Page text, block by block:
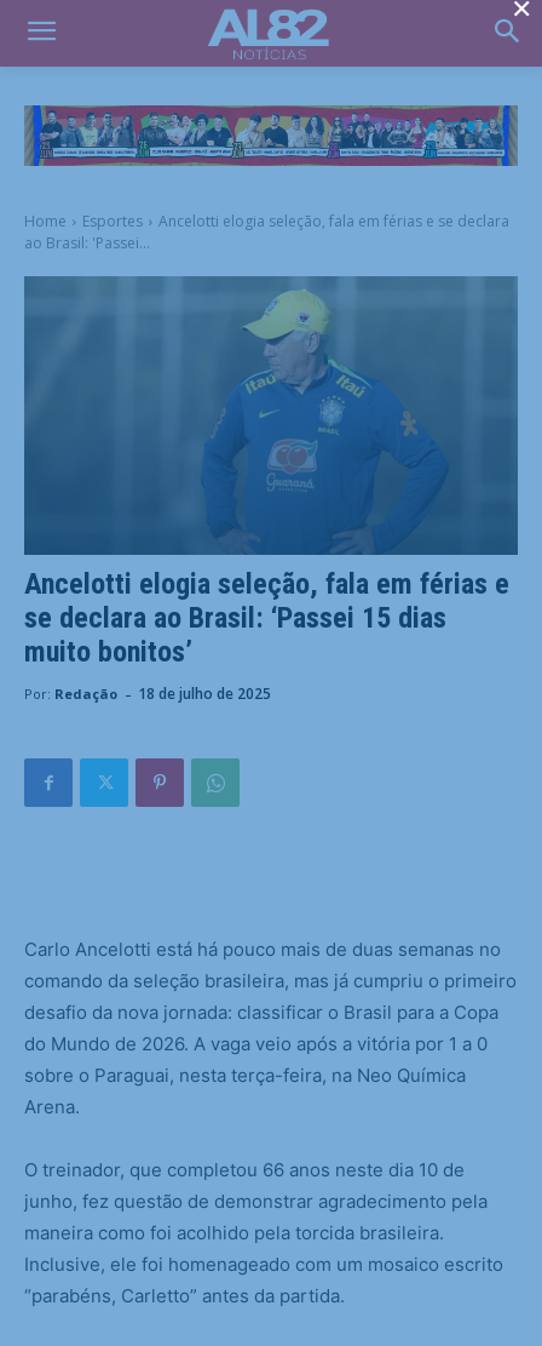
Home Esportes
Ancelotti elogia seleção, fala em férias e se declara
ao Brasil: 'Passei...
Ancelotti elogia seleção, fala em férias e
se declara ao Brasil: ‘Passei 15 dias
muito bonitos’
Por: Redação - 18 de julho de 2025
Carlo Ancelotti está há pouco mais de duas semanas no
comando da seleção brasileira, mas já cumpriu o primeiro
desafio da nova jornada: classificar o Brasil para a Copa
do Mundo de 2026. A vaga veio após a vitória por 1 a 0
sobre o Paraguai, nesta terça-feira, na Neo Química
Arena.
O treinador, que completou 66 anos neste dia 10 de
junho, fez questão de demonstrar agradecimento pela
maneira como foi acolhido pela torcida brasileira.
Inclusive, ele foi homenageado com um mosaico escrito
“parabéns, Carletto” antes da partida.